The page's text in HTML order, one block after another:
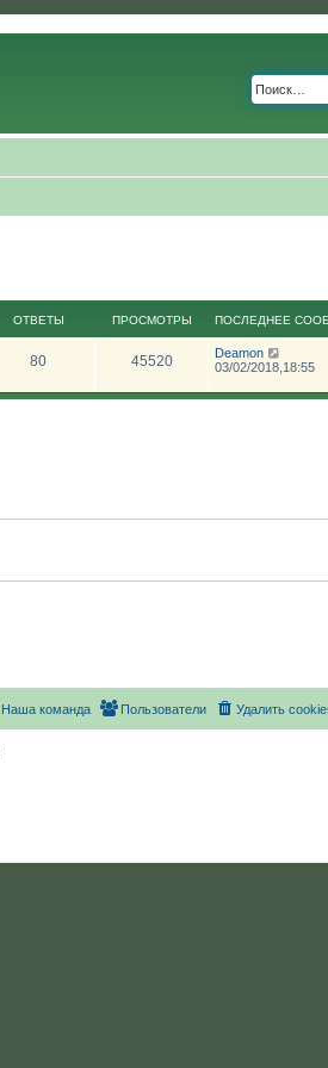
ОТВЕТЫ ПРОСМОТРЫ ПОСЛЕДНЕЕ
80 45520
Deamon
03/02/2018,18:55
Удалить
Пользователи
Наша команда